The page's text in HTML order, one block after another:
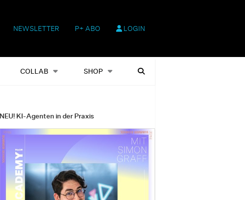
NEWSLETTER P+ ABO LOGIN
COLLAB SHOP
Shop Heftausgaben Suchen
NEU! KI-Agenten in der Praxis